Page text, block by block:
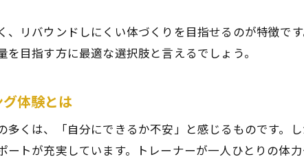
仙台で評判の女性向けキックボクシング効果
女性に人気の仙台キックボクシング体験とは
運動不足解消に効くキックボクシングの秘密
リバウンドしにくい体づくりを目指せるのが特徴で
目指す方に最適な選択肢と言えるでしょう。
体験とは
くは、「自分にできるか不安」と感じるものです。
トが充実しています。トレーナーが一人ひとりの体